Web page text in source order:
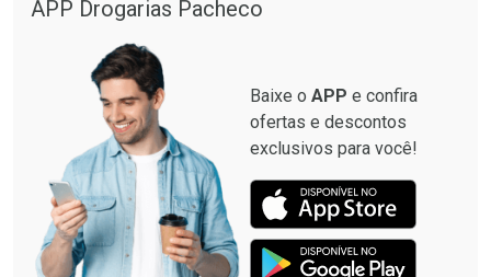
APP Drogarias Pacheco
Baixe o APP e confira
ofertas e descontos
exclusivos para você!